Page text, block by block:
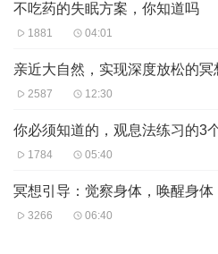
不吃药的失眠方案，你知道吗
1881 04:01
亲近大自然，实现深度放松的
2587 12:30
你必须知道的，观息法练习的3
1784 05:40
冥想引导：觉察身体，唤醒身体
3266 06:40